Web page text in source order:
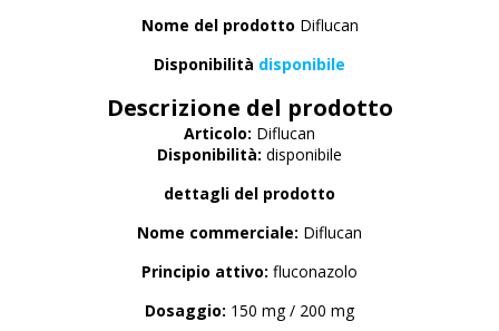
Nome del prodotto Diflucan
Disponibilità disponibile
Descrizione del prodotto
Articolo: Diflucan
Disponibilità: disponibile
dettagli del prodotto
Nome commerciale: Diflucan
Principio attivo: fluconazolo
Dosaggio: 150 mg / 200 mg